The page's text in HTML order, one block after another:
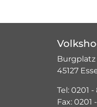
Burgplatz
45127
Tel: 0201
Fax: 0201